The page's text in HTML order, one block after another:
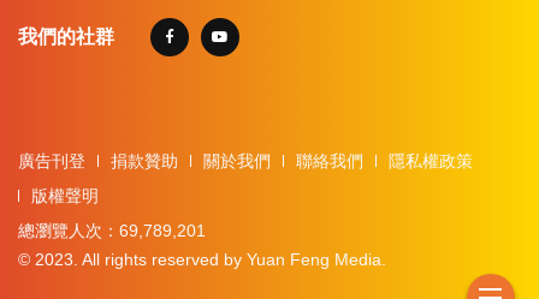
我們的社群
廣告刊登 捐款贊助 關於我們 聯絡我們
隱私權政策
版權聲明
總瀏覽人次：69,789,201
© 2023. All rights reserved by Yuan Feng Media.